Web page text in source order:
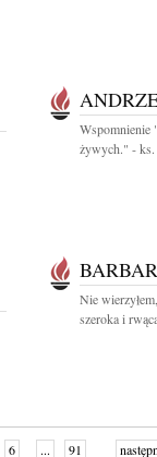
Wspomnienie
żywych." - ks.
Nie
szeroka i
6 ... 91